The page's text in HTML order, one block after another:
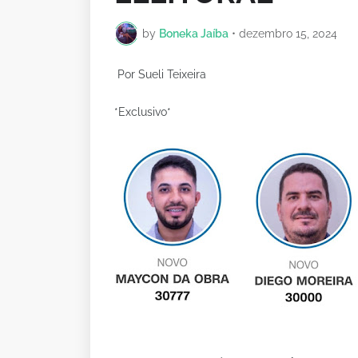
by Boneka Jaíba • dezembro 15, 2024
Por Sueli Teixeira
*Exclusivo*